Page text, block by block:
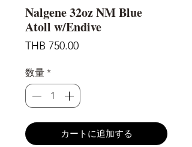
Nalgene 32oz NM Blue
Atoll w/Endive
THB 750.00価
数量 *
カートに追加する